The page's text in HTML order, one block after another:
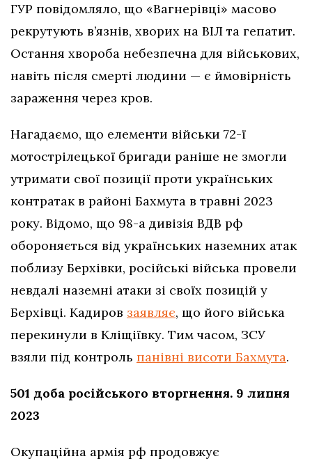
ГУР повідомляло, що «Вагнерівці» масово
рекрутують в’язнів, хворих на ВІЛ та гепатит.
Остання хвороба небезпечна для військових,
навіть після смерті людини — є ймовірність
зараження через кров.
Нагадаємо, що елементи військи 72-ї
мотострілецької бригади раніше не змогли
утримати свої позиції проти українських
контратак в районі Бахмута в травні 2023
року. Відомо, що 98-а дивізія ВДВ рф
обороняється від українських наземних атак
поблизу Берхівки, російські війська провели
невдалі наземні атаки зі своїх позицій у
Берхівці. Кадиров заявляє, що його війська
перекинули в Кліщіївку. Тим часом, ЗСУ
взяли під контроль панівні висоти Бахмута.
501 доба російського вторгнення. 9 липня
2023
Окупаційна армія рф продовжує